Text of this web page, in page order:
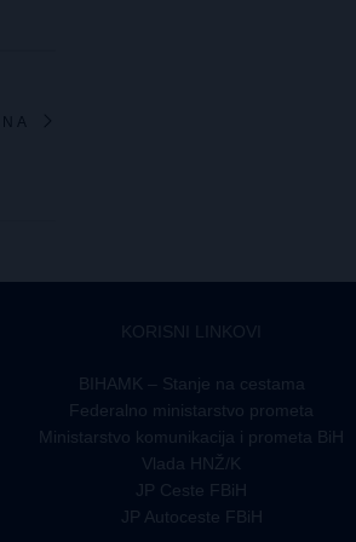
BIHAMK – Stanje na cestama
Federalno ministarstvo prometa
Ministarstvo komunikacija i prometa BiH
Vlada HNŽ/K
JP Ceste FBiH
JP Autoceste FBiH